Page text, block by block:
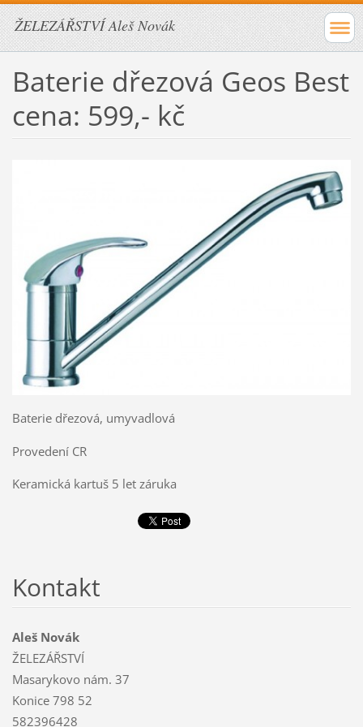
ŽELEZÁŘSTVÍ Aleš Novák
Baterie dřezová Geos Best
cena: 599,- kč
Baterie dřezová, umyvadlová
Provedení CR
Keramická kartuš 5 let záruka
Kontakt
Aleš Novák
ŽELEZÁŘSTVÍ
Masarykovo nám. 37
Konice 798 52
582396428